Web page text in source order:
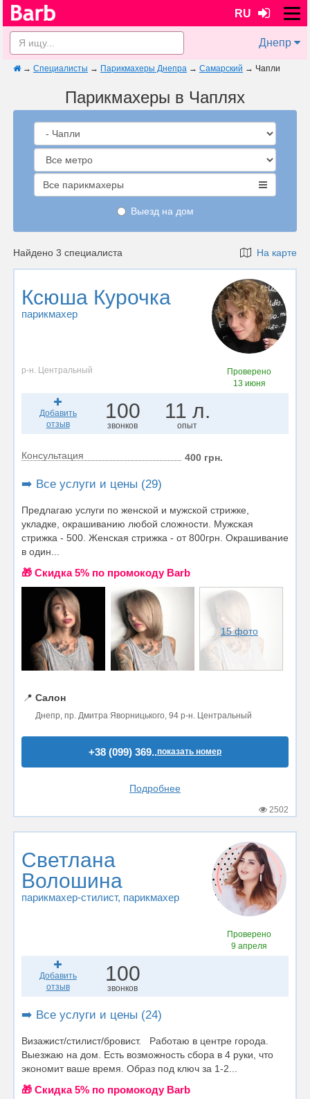
RU
Днепр
→ Специалисты → Парикмахеры Днепра → Самарский → Чапли
Парикмахеры в Чаплях
Все парикмахеры
Выезд на дом
Найдено 3 специалиста На карте
Ксюша Курочка
парикмахер
р-н. Центральный
Проверено
13 июня
Добавить
отзыв
100
звонков
11 л.
опыт
Консультация 400 грн.
➡️ Все услуги и цены (29)
Предлагаю услуги по женской и мужской стрижке,
укладке, окрашиванию любой сложности. Мужская
стрижка - 500. Женская стрижка - от 800грн. Окрашивание
в один...
🎁 Cкидка 5% по промокоду Barb
15 фото
📍 Салон
Днепр, пр. Дмитра Яворницького, 94 р-н. Центральный
+38 (099) 369..показать номер
Подробнее
2502
Светлана
Волошина
парикмахер-стилист, парикмахер
Проверено
9 апреля
Добавить
отзыв
100
звонков
➡️ Все услуги и цены (24)
Визажист/стилист/бровист. Работаю в центре города.
Выезжаю на дом. Есть возможность сбора в 4 руки, что
экономит ваше время. Образ под ключ за 1-2...
🎁 Cкидка 5% по промокоду Barb